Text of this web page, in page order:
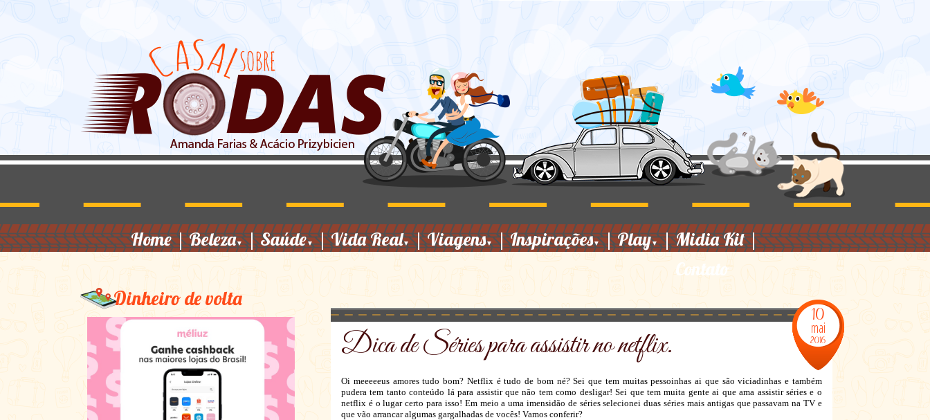
Home|Beleza▼ |Saúde▼ |Vida Real▼ |Viagens▼ |Inspirações▼ |Play▼ |Midia Kit|
Contato
10
mai
2016
Dica de Séries para assistir no netflix.
Oi meeeeeus amores tudo bom? Netflix é tudo de bom né? Sei que tem muitas pessoinhas ai que são viciadinhas e também
pudera tem tanto conteúdo lá para assistir que não tem como desligar! Sei que tem muita gente ai que ama assistir séries e o
netflix é o lugar certo para isso! Em meio a uma imensidão de séries selecionei duas séries mais antigas que passavam na TV e
que vão arrancar algumas gargalhadas de vocês! Vamos conferir?
Dinheiro de volta